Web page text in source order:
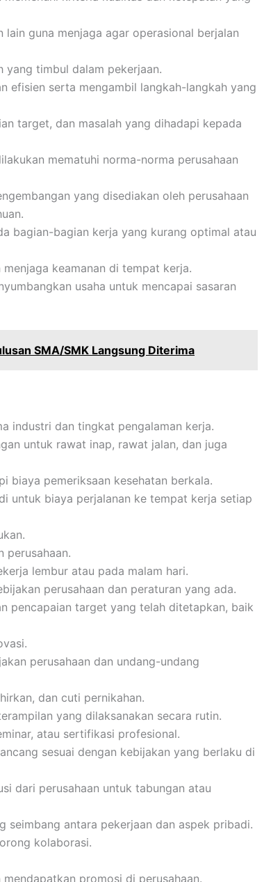
guna menjaga agar operasional berjalan
yang timbul dalam pekerjaan.
efisien serta mengambil langkah-langkah yang
target, dan masalah yang dihadapi kepada
mematuhi norma-norma perusahaan
yang disediakan oleh perusahaan
bagian-bagian kerja yang kurang optimal atau
keamanan di tempat kerja.
usaha untuk mencapai sasaran
SMA/SMK Langsung Diterima
industri dan tingkat pengalaman kerja.
untuk rawat inap, rawat jalan, dan juga
biaya pemeriksaan kesehatan berkala.
untuk biaya perjalanan ke tempat kerja setiap
perusahaan.
lembur atau pada malam hari.
perusahaan dan peraturan yang ada.
pencapaian target yang telah ditetapkan, baik
perusahaan dan undang-undang
dan cuti pernikahan.
yang dilaksanakan secara rutin.
atau sertifikasi profesional.
sesuai dengan kebijakan yang berlaku di
dari perusahaan untuk tabungan atau
seimbang antara pekerjaan dan aspek pribadi.
kolaborasi.
promosi di perusahaan.